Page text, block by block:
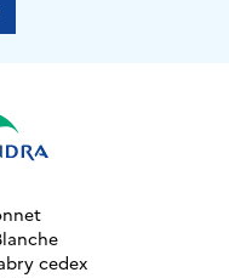
cedex